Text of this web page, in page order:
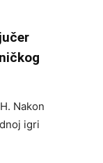
Nakon
igri